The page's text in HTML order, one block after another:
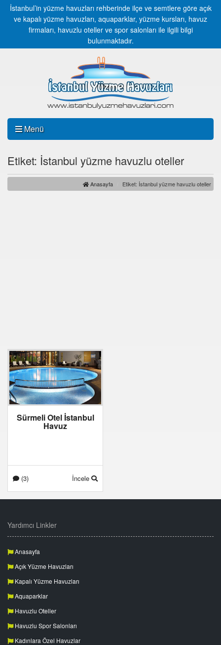
İstanbul’in yüzme havuzları rehberinde ilçe ve semtlere göre açık
ve kapalı yüzme havuzları, aquaparklar, yüzme kursları, havuz
firmaları, havuzlu oteller ve spor salonları ile ilgili bilgi
bulunmaktadır.
Menü
Etiket: İstanbul yüzme havuzlu oteller
Anasayfa Etiket: İstanbul yüzme havuzlu oteller
Sürmeli Otel İstanbul
Havuz
(3) İncele
Yardımcı Linkler
Anasayfa
Açık Yüzme Havuzları
Kapalı Yüzme Havuzları
Aquaparklar
Havuzlu Oteller
Havuzlu Spor Salonları
Kadınlara Özel Havuzlar